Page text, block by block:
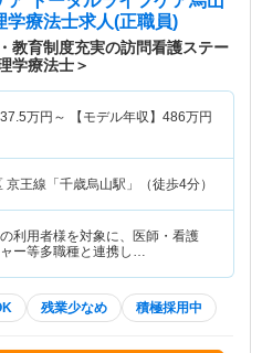
学療法士求人(正職員)
教育制度充実の訪問看護ステー
学療法士＞
37.5万円～ 【モデル年収】 486万円
京王線「千歳烏山駅」（徒歩4分）
利用者様を対象に、医師・看護
ー等多職種と連携し…
残業少なめ 積極採用中